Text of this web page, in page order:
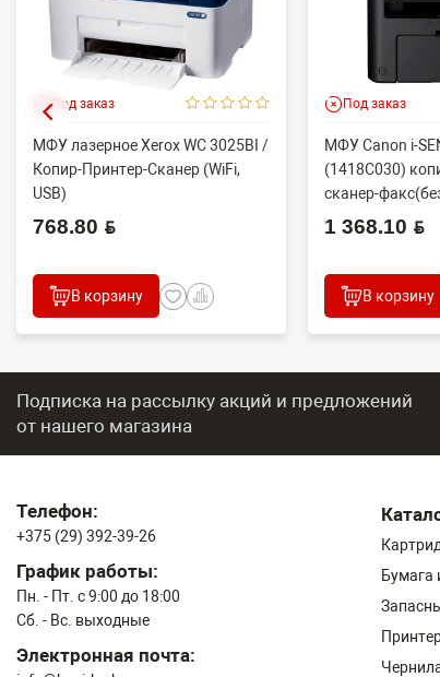
Под заказ
МФУ лазерное Xerox WC 3025BI /
Копир-Принтер-Сканер (WiFi,
USB)
768.80 BYN
В корзину
Под заказ
МФУ Canon i-
(1418C030)
сканер-
1 368.10 BYN
В корзину
Подписка на рассылку акций и предложений
от нашего магазина
Телефон:
+375 (29) 392-39-26
График работы:
Пн. - Пт. с 9:00 до 18:00
Сб. - Вс. выходные
Электронная почта:
Бумага